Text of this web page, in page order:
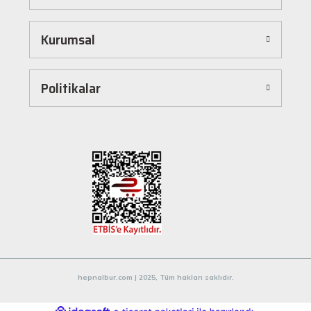
dönüştürür. Ürünleri kategorilere göre sıralayabilir, arama kutusunu kullanarak
istediğiniz ürünü anında bulabilirsiniz. Ayrıca ürün sayfalarımızda detaylı açıklamalar ve
ürün özellikleri yer alır, böylece tercih etmek istediğiniz ürün hakkında tüm bilgilere
hızlıca siparişinizi tamamlayabilirsiniz.
Hızlı Kargo ve Güvenilir Teslimat
Hepnalbur.com olarak müşterilerimize en hızlı şekilde ürünlerini ulaştırmak için özenle
Müşteri Destek Hattı ile İletişim
Herhangi bir soru, öneri veya şikayetiniz için müşteri destek ekibimiz her zaman
hizmetinizdedir. İletişim sayfamız üzerinden bize ulaşabilir veya canlı destek
hattımızdan anında yardım alabilirsiniz. Siz değerli müşterilerimizin memnuniyeti, en
ve güvenilir alışveriş deneyimiyle ihtiyaçlarınızı karşılamak için buradayız.
Kurumsal
Politikalar
hepnalbur.com | 2025, Tüm hakları saklıdır.